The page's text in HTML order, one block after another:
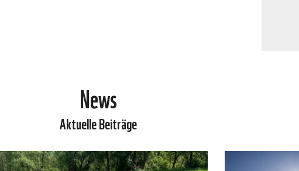
News
Aktuelle Beiträge